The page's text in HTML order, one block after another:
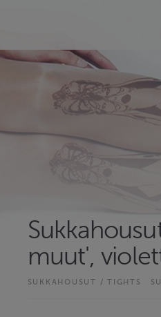
muut',
SUKKAHOUSUT / TIGHTS